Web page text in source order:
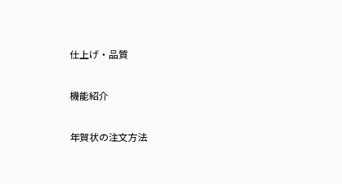
仕上げ・品質
機能紹介
年賀状の注文方法